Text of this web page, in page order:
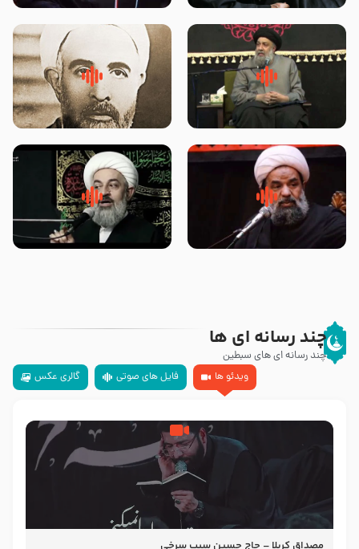
لقب حضرت رقیه سلام الله علیها به
چه معناست – حجت الاسلام علوی
روضه‌ی مجلس یزید ملعون و
اسارت اهل‌بیت علیهم‌السلام –
محدث زاده
سلام جوانی که امام حسین علیه
السلام خودش جوابش را دادند
زیارتی که اسباب رزق زیاد و عمر
طولانی است حجت السلام حسین
چند رسانه ای ها
چند رسانه ای های سبطین
ویدئو ها
فایل های صوتی گالری عکس
مصداق کربلا – حاج حسین سیب سرخی